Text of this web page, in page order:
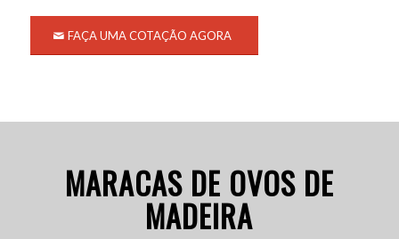
FAÇA UMA COTAÇÃO AGORA
MARACAS DE OVOS DE
MADEIRA